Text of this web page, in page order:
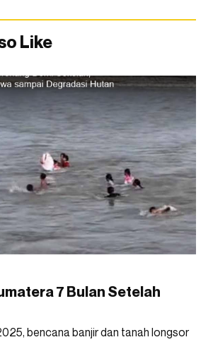
Like
7 Bulan Setelah
bencana banjir dan tanah longsor